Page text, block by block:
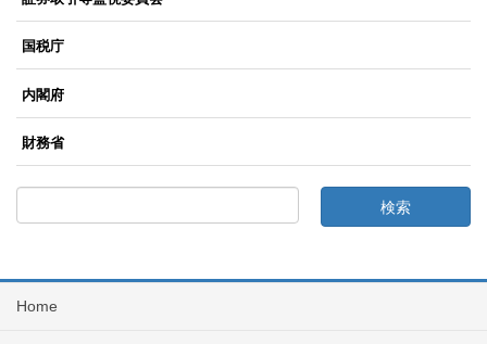
国税庁
内閣府
財務省
Home